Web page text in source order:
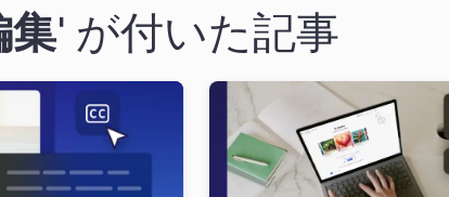
集' が付いた記事